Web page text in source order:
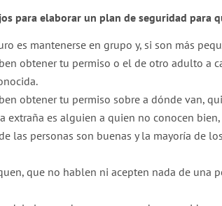
para elaborar un plan de seguridad para
es mantenerse en grupo y, si son más
obtener tu permiso o el de otro adulto a
obtener tu permiso sobre a dónde van,
extraña es alguien a quien no conocen
las personas son buenas y la mayoría de
que no hablen ni acepten nada de una